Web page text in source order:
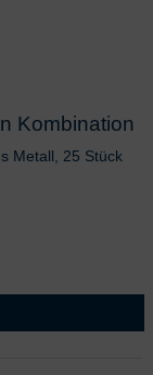
Kombination
Metall, 25 Stück